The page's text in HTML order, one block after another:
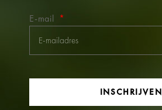
E-mail
INSCHRIJVEN